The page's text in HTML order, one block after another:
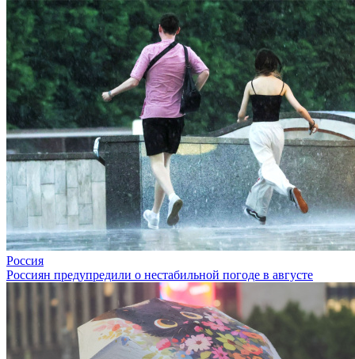
Россия
Россиян предупредили о нестабильной погоде в августе